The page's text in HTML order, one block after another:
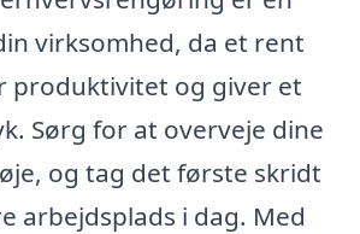
virksomhed, da et rent
produktivitet og giver et
Sørg for at overveje dine
og tag det første skridt
arbejdsplads i dag. Med